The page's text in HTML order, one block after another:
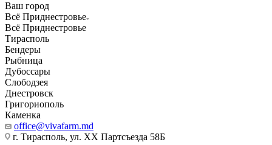
Ваш город
Всё Приднестровье
Всё Приднестровье
Тирасполь
Бендеры
Рыбница
Дубоссары
Слободзея
Днестровск
Григориополь
Каменка
office@vivafarm.md
г. Тирасполь, ул. ХХ Партсъезда 58Б